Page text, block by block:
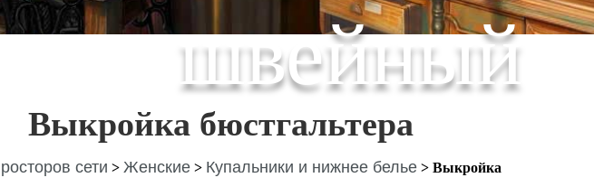
швейный
Выкройка бюстгальтера
сети > Женские > Купальники и нижнее белье > Выкройка